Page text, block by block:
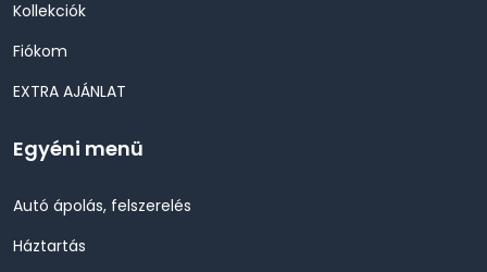
Kollekciók
Fiókom
EXTRA AJÁNLAT
Egyéni menü
Autó ápolás, felszerelés
Háztartás